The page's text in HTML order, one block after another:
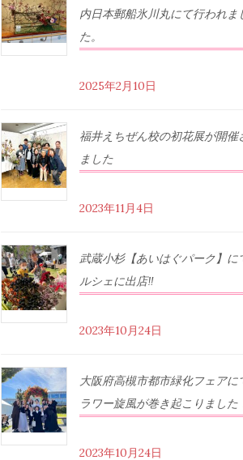
内日本郵船氷川丸にて行われま
た。
2025年2月10日
福井えちぜん校の初花展が開催
ました
2023年11月4日
武蔵小杉【あいはぐパーク】に
ルシェに出店‼︎
2023年10月24日
大阪府高槻市都市緑化フェアに
ラワー旋風が巻き起こりました
2023年10月24日